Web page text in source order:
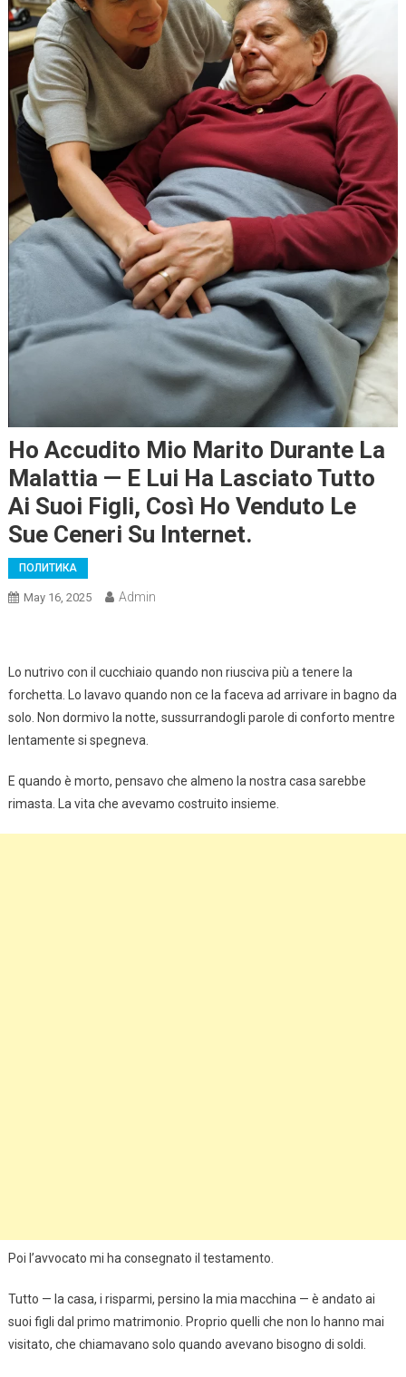
Ho Accudito Mio Marito Durante La
Malattia — E Lui Ha Lasciato Tutto
Ai Suoi Figli, Così Ho Venduto Le
Sue Ceneri Su Internet.
ПОЛИТИКА
May 16, 2025 Admin
Lo nutrivo con il cucchiaio quando non riusciva più a tenere la
forchetta. Lo lavavo quando non ce la faceva ad arrivare in bagno da
solo. Non dormivo la notte, sussurrandogli parole di conforto mentre
lentamente si spegneva.
E quando è morto, pensavo che almeno la nostra casa sarebbe
rimasta. La vita che avevamo costruito insieme.
Poi l’avvocato mi ha consegnato il testamento.
Tutto — la casa, i risparmi, persino la mia macchina — è andato ai
suoi figli dal primo matrimonio. Proprio quelli che non lo hanno mai
visitato, che chiamavano solo quando avevano bisogno di soldi.